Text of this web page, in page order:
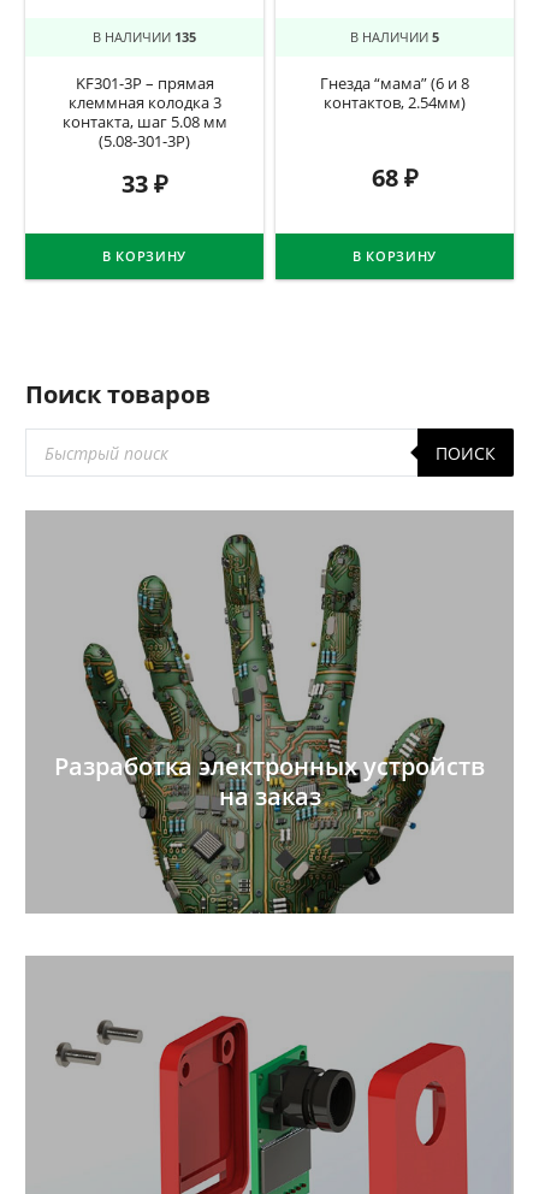
В НАЛИЧИИ 135
KF301-3P – прямая
клеммная колодка 3
контакта, шаг 5.08 мм
(5.08-301-3P)
33₽
В КОРЗИНУ
В НАЛИЧИИ 5
Гнезда “мама” (6 и 8
контактов, 2.54мм)
68₽
В КОРЗИНУ
Поиск товаров
товаров
ПОИСК
Разработка электронных устройств
на заказ